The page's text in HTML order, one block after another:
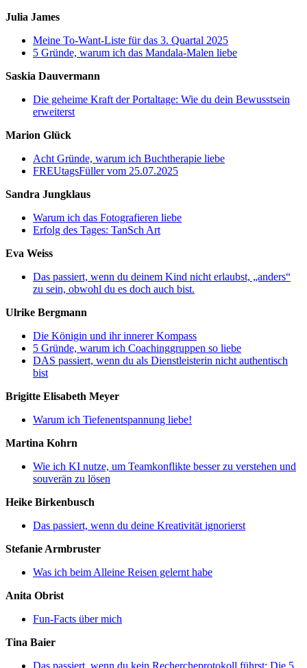
Julia James
Meine To-Want-Liste für das 3. Quartal 2025
5 Gründe, warum ich das Mandala-Malen liebe
Saskia Dauvermann
Die geheime Kraft der Portaltage: Wie du dein Bewusstsein
erweiterst
Marion Glück
Acht Gründe, warum ich Buchtherapie liebe
FREUtagsFüller vom 25.07.2025
Sandra Jungklaus
Warum ich das Fotografieren liebe
Erfolg des Tages: TanSch Art
Eva Weiss
Das passiert, wenn du deinem Kind nicht erlaubst, „anders“
zu sein, obwohl du es doch auch bist.
Ulrike Bergmann
Die Königin und ihr innerer Kompass
5 Gründe, warum ich Coachinggruppen so liebe
DAS passiert, wenn du als Dienstleisterin nicht authentisch
bist
Brigitte Elisabeth Meyer
Warum ich Tiefenentspannung liebe!
Martina Kohrn
Wie ich KI nutze, um Teamkonflikte besser zu verstehen und
souverän zu lösen
Heike Birkenbusch
Das passiert, wenn du deine Kreativität ignorierst
Stefanie Armbruster
Was ich beim Alleine Reisen gelernt habe
Anita Obrist
Fun-Facts über mich
Tina Baier
Das passiert, wenn du kein Rechercheprotokoll führst: Die 5